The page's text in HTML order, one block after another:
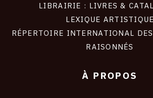
LIBRAIRIE : LIVRES &
LEXIQUE ARTISTIQUE
RÉPERTOIRE INTERNATIONAL DES
RAISONNÉS
À PROPOS